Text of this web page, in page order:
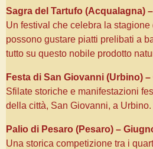
Sagra del Tartufo (Acqualagna)
Un festival che celebra la stagione
possono gustare piatti prelibati a
tutto su questo nobile prodotto
Festa di San Giovanni (Urbino)
Sfilate storiche e manifestazioni
della città, San Giovanni, a Urbino.
Palio di Pesaro (Pesaro) –
Una storica competizione tra i